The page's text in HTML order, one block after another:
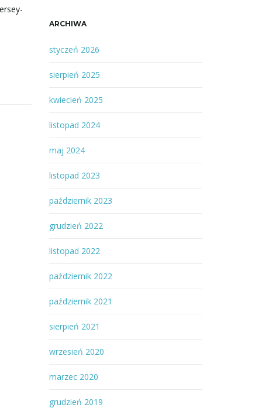
ARCHIWA
styczeń 2026
sierpień 2025
kwiecień 2025
listopad 2024
maj 2024
listopad 2023
październik 2023
grudzień 2022
listopad 2022
październik 2022
październik 2021
sierpień 2021
wrzesień 2020
marzec 2020
grudzień 2019